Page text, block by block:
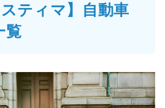
スティマ】自動車
覧